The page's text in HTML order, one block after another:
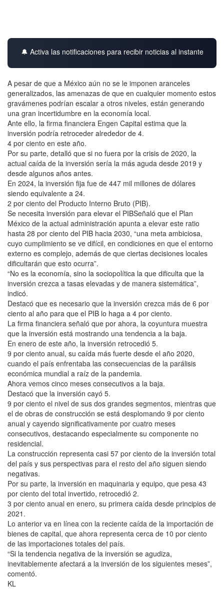
🔔 Activa las notificaciones para recibir noticias al instante
A pesar de que a México aún no se le imponen aranceles
generalizados, las amenazas de que en cualquier momento estos
gravámenes podrían escalar a otros niveles, están generando
una gran incertidumbre en la economía local.
Ante ello, la firma financiera Engen Capital estima que la
inversión podría retroceder alrededor de 4.
4 por ciento en este año.
Por su parte, detalló que si no fuera por la crisis de 2020, la
actual caída de la inversión sería la más aguda desde 2019 y
desde algunos años antes.
En 2024, la inversión fija fue de 447 mil millones de dólares
siendo equivalente a 24.
2 por ciento del Producto Interno Bruto (PIB).
Se necesita inversión para elevar el PIBSeñaló que el Plan
México de la actual administración apunta a elevar este ratio
hasta 28 por ciento del PIB hacia 2030, “una meta ambiciosa,
cuyo cumplimiento se ve difícil, en condiciones en que el entorno
externo es complejo, además de que ciertas decisiones locales
dificultarán que esto ocurra”.
“No es la economía, sino la sociopolítica la que dificulta que la
inversión crezca a tasas elevadas y de manera sistemática”,
indicó.
Destacó que es necesario que la inversión crezca más de 6 por
ciento al año para que el PIB lo haga a 4 por ciento.
La firma financiera señaló que por ahora, la coyuntura muestra
que la inversión está mostrando una tendencia a la baja.
En enero de este año, la inversión retrocedió 5.
9 por ciento anual, su caída más fuerte desde el año 2020,
cuando el país enfrentaba las consecuencias de la parálisis
económica mundial a raíz de la pandemia.
Ahora vemos cinco meses consecutivos a la baja.
Destacó que la inversión cayó 5.
9 por ciento el nivel de sus dos grandes segmentos, mientras que
el de obras de construcción se está desplomando 9 por ciento
anual y cayendo significativamente por cuatro meses
consecutivos, destacando especialmente su componente no
residencial.
La construcción representa casi 57 por ciento de la inversión total
del país y sus perspectivas para el resto del año siguen siendo
negativas.
Por su parte, la inversión en maquinaria y equipo, que pesa 43
por ciento del total invertido, retrocedió 2.
3 por ciento anual en enero, su primera caída desde principios de
2021.
Lo anterior va en línea con la reciente caída de la importación de
bienes de capital, que ahora representa cerca de 10 por ciento
de las importaciones totales del país.
“Si la tendencia negativa de la inversión se agudiza,
inevitablemente afectará a la inversión de los siguientes meses”,
comentó.
KL